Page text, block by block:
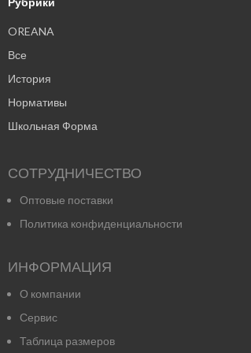
OREANA
Все
История
Нормативы
Школьная Форма
СОТРУДНИЧЕСТВО
Оптовые поставки
Политика конфиденциальности
ИНФОРМАЦИЯ
О компании
Сервис
Таблица размеров